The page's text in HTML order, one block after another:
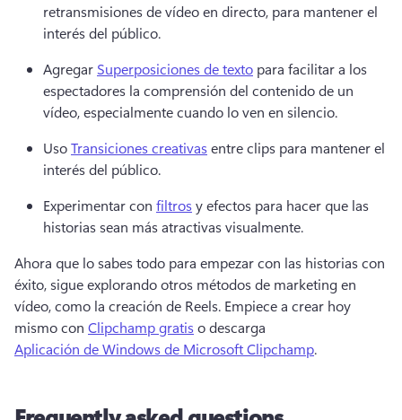
retransmisiones de vídeo en directo, para mantener el
interés del público.
Agregar Superposiciones de texto para facilitar a los
espectadores la comprensión del contenido de un
vídeo, especialmente cuando lo ven en silencio.
Uso Transiciones creativas entre clips para mantener el
interés del público.
Experimentar con filtros y efectos para hacer que las
historias sean más atractivas visualmente.
Ahora que lo sabes todo para empezar con las historias con
éxito, sigue explorando otros métodos de marketing en
vídeo, como la creación de Reels. Empiece a crear hoy
mismo con Clipchamp gratis o descarga
Aplicación de Windows de Microsoft Clipchamp.